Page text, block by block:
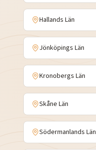
Hallands Län
Jönköpings Län
Kronobergs Län
Skåne Län
Södermanlands Län